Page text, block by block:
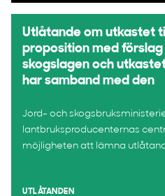
Utlåtande om utkastet
proposition med
skogslagen och
har samband med den
Jord- och
lantbruksproducenternas
möjligheten att lämna
UTLÅTANDEN